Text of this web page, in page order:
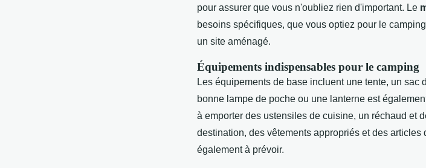
pour assurer que vous n'oubliez rien d'important. Le
besoins spécifiques, que vous optiez pour le
un site aménagé.
Équipements indispensables pour le camping
Les équipements de base incluent une tente, un sac
bonne lampe de poche ou une lanterne est
à emporter des ustensiles de cuisine, un réchaud et
destination, des vêtements appropriés et des
également à prévoir.